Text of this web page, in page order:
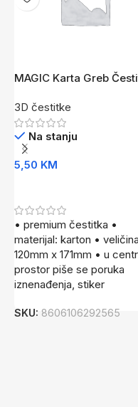
MAGIC Karta Greb
3D čestitke
Na stanju
5,50 KM
• premium čestitka •
materijal: karton •
120mm x 171mm • u
prostor piše se poruka
iznenađenja, stiker
SKU: 8606106292565